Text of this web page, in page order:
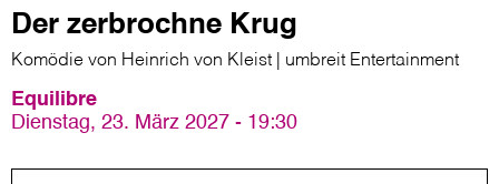
Der zerbrochne Krug
Komödie von Heinrich von Kleist | umbreit Entertainment
Equilibre
Dienstag, 23. März 2027 - 19:30